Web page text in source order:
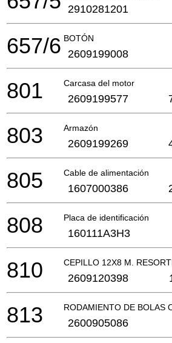
2910281201
BOTÓN
657/6 2609199008
Carcasa del motor
801 2609199577
Armazón
803 2609199269
Cable de alimentación
805 1607000386
Placa de identificación
808 160111A3H3
CEPILLO 12X8 M.
810 2609120398
RODAMIENTO DE BOLAS
813 2600905086